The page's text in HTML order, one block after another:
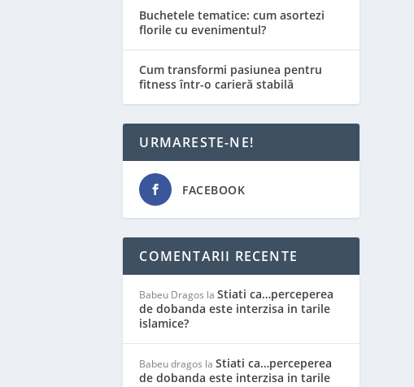
Buchetele tematice: cum asortezi
florile cu evenimentul?
Cum transformi pasiunea pentru
fitness într-o carieră stabilă
URMARESTE-NE!
FACEBOOK
COMENTARII RECENTE
Babeu Dragos laStiati ca…perceperea
de dobanda este interzisa in tarile
islamice?
Babeu dragos laStiati ca…perceperea
de dobanda este interzisa in tarile